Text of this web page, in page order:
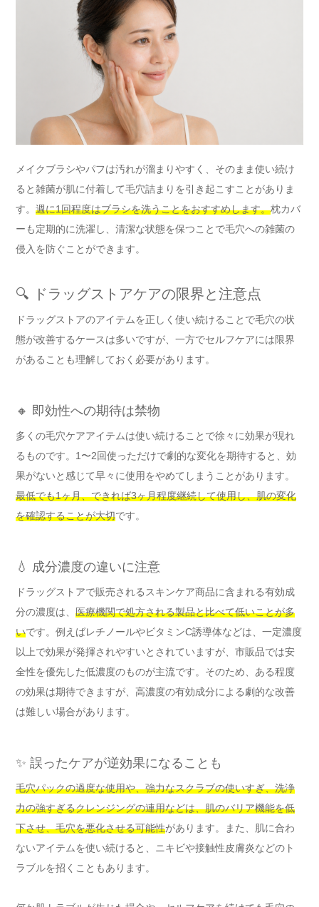
メイクブラシやパフは汚れが溜まりやすく、そのまま使い続け
ると雑菌が肌に付着して毛穴詰まりを引き起こすことがありま
す。 週に1回程度はブラシを洗うことをおすすめします。枕カバ
ーも定期的に洗濯し、清潔な状態を保つことで毛穴への雑菌の
侵入を防ぐことができます。
🔍 ドラッグストアケアの限界と注意点
ドラッグストアのアイテムを正しく使い続けることで毛穴の状
態が改善するケースは多いですが、一方でセルフケアには限界
があることも理解しておく必要があります。
🔸 即効性への期待は禁物
多くの毛穴ケアアイテムは使い続けることで徐々に効果が現れ
るものです。1〜2回使っただけで劇的な変化を期待すると、効
果がないと感じて早々に使用をやめてしまうことがあります。
最低でも1ヶ月、できれば3ヶ月程度継続して使用し、肌の変化
を確認することが大切です。
💧 成分濃度の違いに注意
ドラッグストアで販売されるスキンケア商品に含まれる有効成
分の濃度は、 医療機関で処方される製品と比べて低いことが多
いです。例えばレチノールやビタミンC誘導体などは、一定濃度
以上で効果が発揮されやすいとされていますが、市販品では安
全性を優先した低濃度のものが主流です。そのため、ある程度
の効果は期待できますが、高濃度の有効成分による劇的な改善
は難しい場合があります。
✨ 誤ったケアが逆効果になることも
毛穴パックの過度な使用や、強力なスクラブの使いすぎ、洗浄
力の強すぎるクレンジングの連用などは、肌のバリア機能を低
下させ、毛穴を悪化させる可能性があります。また、肌に合わ
ないアイテムを使い続けると、ニキビや接触性皮膚炎などのト
ラブルを招くこともあります。